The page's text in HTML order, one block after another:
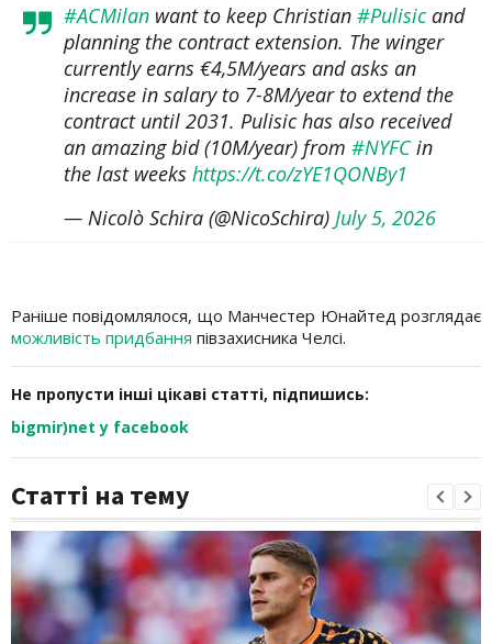
#ACMilan want to keep Christian #Pulisicand
planning the contract extension. The winger
currently earns €4,5M/years and asks an
increase in salary to 7-8M/year to extend the
contract until 2031. Pulisic has also received
an amazing bid (10M/year) from #NYFCin
the last weeks https://t.co/zYE1QONBy1
— Nicolò Schira (@NicoSchira) July 5, 2026
Раніше повідомлялося, що Манчестер Юнайтед розглядає
можливість придбання півзахисника Челсі.
Не пропусти інші цікаві статті, підпишись:
bigmir)net у facebook
Статті на тему